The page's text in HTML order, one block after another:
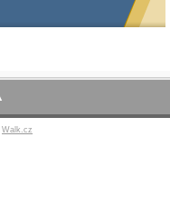
Walk.cz